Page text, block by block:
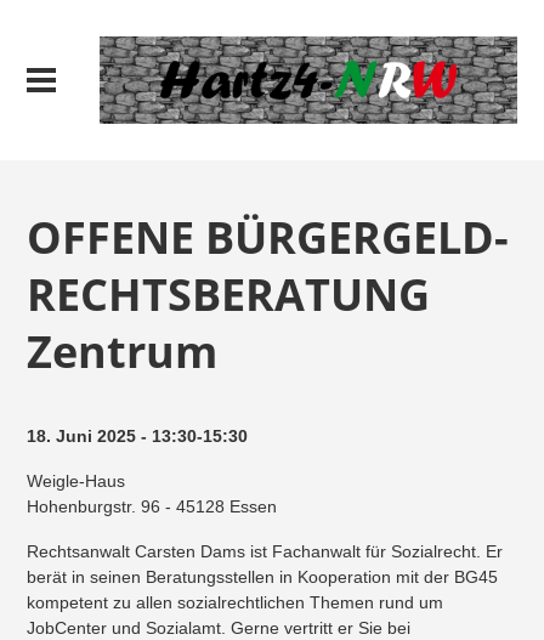
OFFENE BÜRGERGELD-
RECHTSBERATUNG
Zentrum
18. Juni 2025 - 13:30-15:30
Weigle-Haus
Hohenburgstr. 96 - 45128 Essen
Rechtsanwalt Carsten Dams ist Fachanwalt für Sozialrecht. Er
berät in seinen Beratungsstellen in Kooperation mit der BG45
kompetent zu allen sozialrechtlichen Themen rund um
JobCenter und Sozialamt. Gerne vertritt er Sie bei